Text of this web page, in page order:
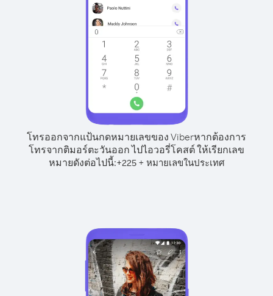
โทรออกจากแป้นกดหมายเลขของ Viberหากต้องการ
โทรจากติมอร์ตะวันออก ไปไอวอรี่โคสต์ ให้เรียกเลข
หมายดังต่อไปนี้:+225+ หมายเลขในประเทศ